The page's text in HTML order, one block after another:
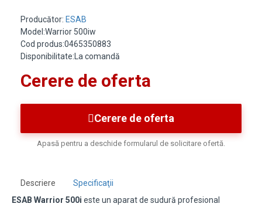
Producător: ESAB
Model:Warrior 500iw
Cod produs:0465350883
Disponibilitate:La comandă
Cerere de oferta
Cerere de oferta
Apasă pentru a deschide formularul de solicitare ofertă.
Descriere
Specificaţii
ESAB Warrior 500i este un aparat de sudură profesional